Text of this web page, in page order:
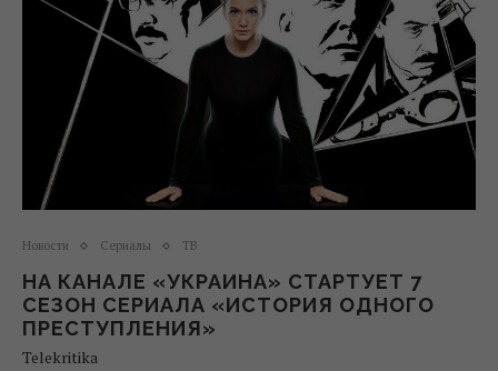
Новости Сериалы ТВ
НА КАНАЛЕ «УКРАИНА» СТАРТУЕТ 7
СЕЗОН СЕРИАЛА «ИСТОРИЯ ОДНОГО
ПРЕСТУПЛЕНИЯ»
Telekritika